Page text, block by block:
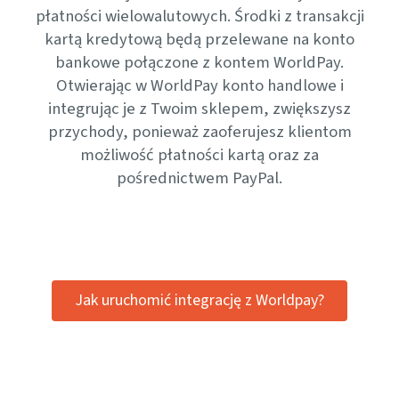
płatności wielowalutowych. Środki z transakcji
kartą kredytową będą przelewane na konto
bankowe połączone z kontem WorldPay.
Otwierając w WorldPay konto handlowe i
integrując je z Twoim sklepem, zwiększysz
przychody, ponieważ zaoferujesz klientom
możliwość płatności kartą oraz za
pośrednictwem PayPal.
Jak uruchomić integrację z Worldpay?